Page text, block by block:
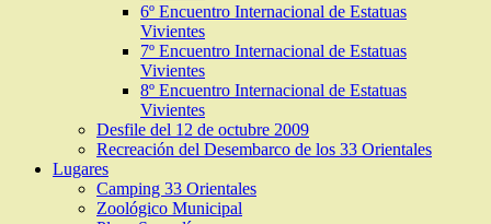
6º Encuentro Internacional de Estatuas
Vivientes
7º Encuentro Internacional de Estatuas
Vivientes
8º Encuentro Internacional de Estatuas
Vivientes
Desfile del 12 de octubre 2009
Recreación del Desembarco de los 33 Orientales
Lugares
Camping 33 Orientales
Zoológico Municipal